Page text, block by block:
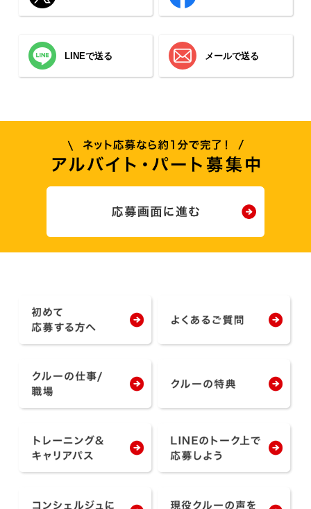
LINEで送る メールで送る